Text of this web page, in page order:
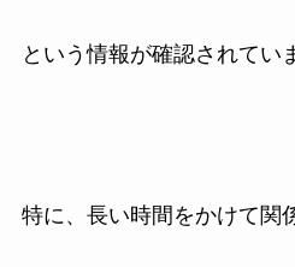
という情報が確認されてい
特に、長い時間をかけて関